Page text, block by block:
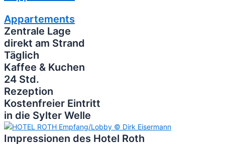
Appartements
Zentrale Lage
direkt am Strand
Täglich
Kaffee & Kuchen
24 Std.
Rezeption
Kostenfreier Eintritt
in die Sylter Welle
Impressionen des Hotel Roth